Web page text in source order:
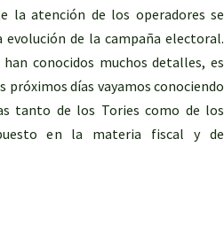
la atención de los operadores se
de la campaña electoral.
conocidos muchos detalles, es
próximos días vayamos conociendo
tanto de los Tories como de los
en la materia fiscal y de